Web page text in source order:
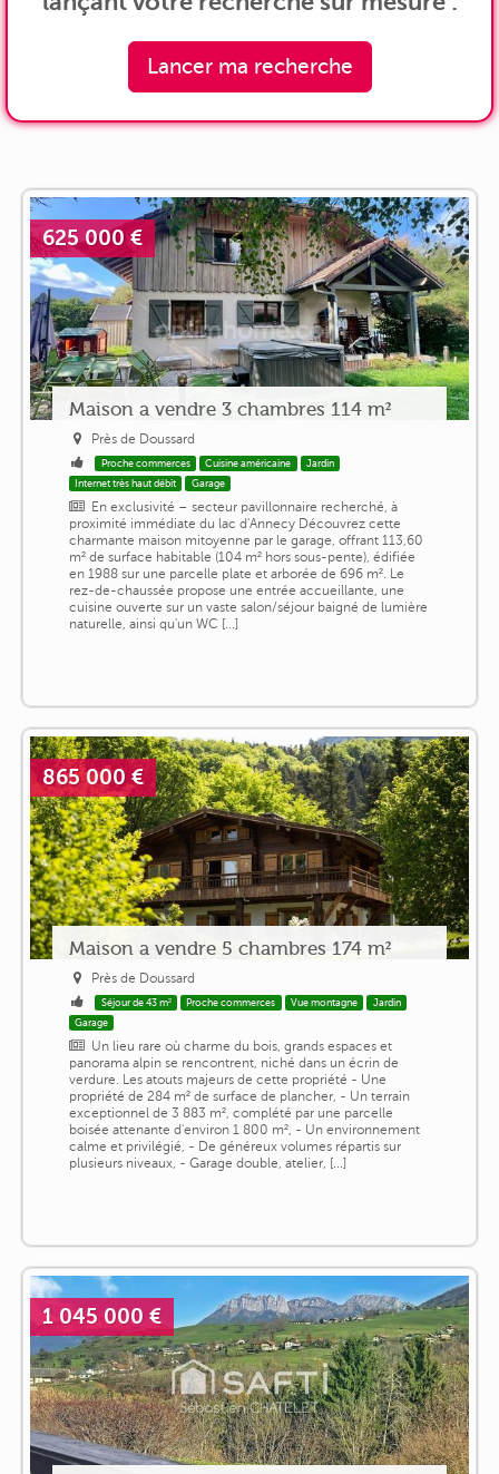
Lancer ma recherche
625 000 €
Maison a vendre 3 chambres 114 m²
Près de Doussard
Proche commerces Cuisine américaine
Jardin
Internet très haut débit
Garage
En exclusivité – secteur pavillonnaire recherché, à
proximité immédiate du lac d'Annecy Découvrez cette
charmante maison mitoyenne par le garage, offrant 113,60
m² de surface habitable (104 m² hors sous-pente), édifiée
en 1988 sur une parcelle plate et arborée de 696 m². Le
rez-de-chaussée propose une entrée accueillante, une
cuisine ouverte sur un vaste salon/séjour baigné de lumière
naturelle, ainsi qu'un WC [...]
865 000 €
Maison a vendre 5 chambres 174 m²
Près de Doussard
Séjour de 43 m² Proche commerces Vue montagne
Jardin
Garage
Un lieu rare où charme du bois, grands espaces et
panorama alpin se rencontrent, niché dans un écrin de
verdure. Les atouts majeurs de cette propriété - Une
propriété de 284 m² de surface de plancher, - Un terrain
exceptionnel de 3 883 m², complété par une parcelle
boisée attenante d'environ 1 800 m², - Un environnement
calme et privilégié, - De généreux volumes répartis sur
plusieurs niveaux, - Garage double, atelier, [...]
1 045 000 €